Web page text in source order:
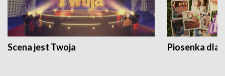
Scena jest Twoja Piosenka dla